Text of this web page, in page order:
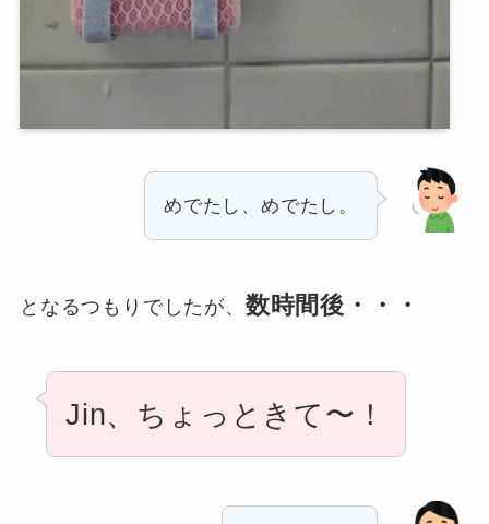
めでたし、めでたし。
となるつもりでしたが、 数時間後・・・
Jin、ちょっときて〜！